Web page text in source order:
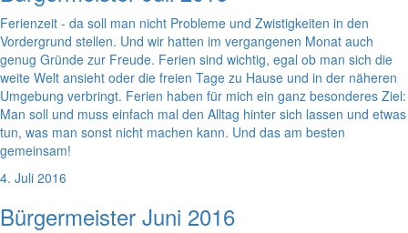
Ferienzeit - da soll man nicht Probleme und Zwistigkeiten in den
Vordergrund stellen. Und wir hatten im vergangenen Monat auch
genug Gründe zur Freude. Ferien sind wichtig, egal ob man sich die
weite Welt ansieht oder die freien Tage zu Hause und in der näheren
Umgebung verbringt. Ferien haben für mich ein ganz besonderes Ziel:
Man soll und muss einfach mal den Alltag hinter sich lassen und etwas
tun, was man sonst nicht machen kann. Und das am besten
gemeinsam!
4. Juli 2016
Bürgermeister Juni 2016